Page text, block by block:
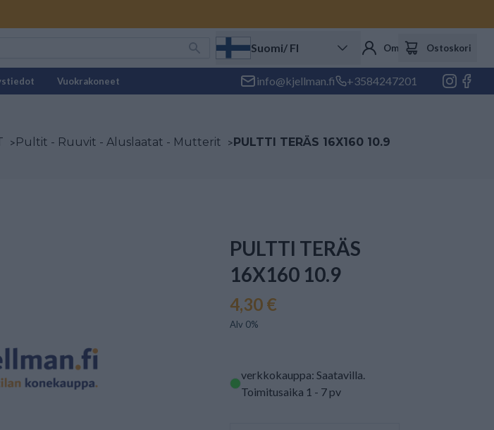
Suomi/ FI Oma tili Ostoskori
Vuokrakoneet info@kjellman.fi +3584247201
>Pultit - Ruuvit - Aluslaatat - Mutterit >PULTTI TERÄS 16X160 10.9
PULTTI TERÄS
16X160 10.9
4,30 €
Alv 0%
verkkokauppa: Saatavilla.
Toimitusaika 1 - 7 pv